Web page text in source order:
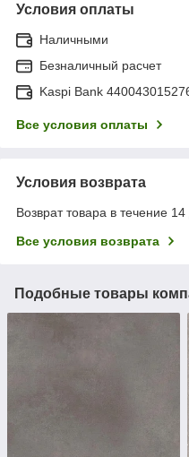
Условия оплаты
Наличными
Безналичный расчет
Kaspi Bank
Все условия оплаты
Условия возврата
Возврат товара в течение
Все условия возврата
Подобные товары